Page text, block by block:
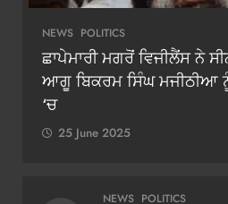
NEWS POLITICS
ਛਾਪੇਮਾਰੀ ਮਗਰੋਂ ਵਿਜੀਲੈਂਸ ਨੇ
ਆਗੂ ਬਿਕਰਮ ਸਿੰਘ ਮਜੀਠੀਆ
‘ਚ
25 June 2025
NEWS POLITICS